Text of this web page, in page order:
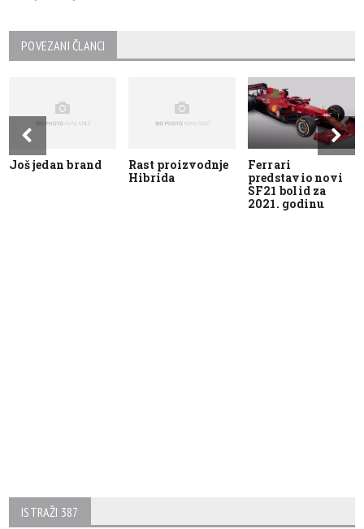
POVEZANI ČLANCI
Još jedan brand
Rast proizvodnje
Hibrida
Ferrari
predstavio novi
SF21 bolid za
2021. godinu
ISTRAŽI 387